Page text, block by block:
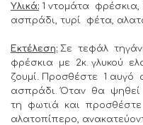
Υλικά: 1 ντομάτα φρέσκια,
ασπράδι, τυρί φέτα,
Εκτέλεση: Σε τεφάλ
φρέσκια με 2κ. γλυκού
ζουμί. Προσθέστε 1 αυγό
ασπράδι. Όταν θα
τη φωτιά και προσθέστε
αλατοπίπερο,